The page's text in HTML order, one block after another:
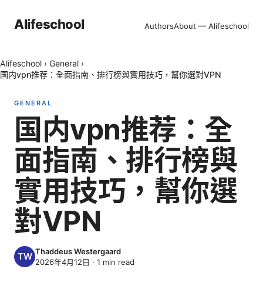
Alifeschool AuthorsAbout — Alifeschool
Alifeschool › General ›
国内vpn推荐：全面指南、排行榜與實用技巧，幫你選對VPN
GENERAL
国内vpn推荐：全
面指南、排行榜與
實用技巧，幫你選
對VPN
Thaddeus Westergaard
2026年4月12日 · 1 min read